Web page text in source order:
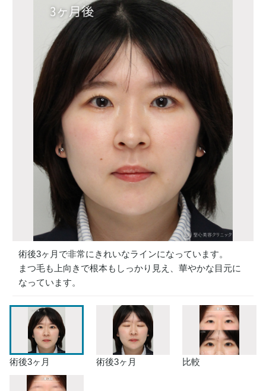
術後3ヶ月で非常にきれいなラインになっています。
まつ毛も上向きで根本もしっかり見え、華やかな目元に
なっています。
術後3ヶ月 術後3ヶ月 比較